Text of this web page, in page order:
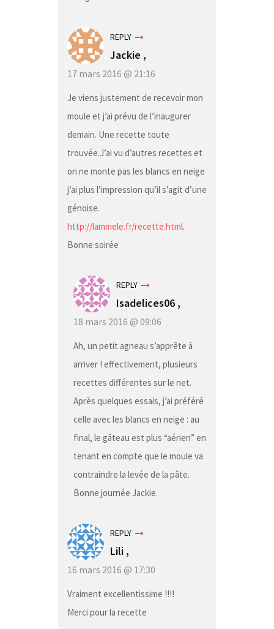
REPLY
Jackie ,
17 mars 2016 @ 21:16
Je viens justement de recevoir mon
moule et j’ai prévu de l’inaugurer
demain. Une recette toute
trouvée.J’ai vu d’autres recettes et
on ne monte pas les blancs en neige
j’ai plus l’impression qu’il s’agit d’une
génoise.
http://lammele.fr/recette.html.
Bonne soirée
REPLY
Isadelices06 ,
18 mars 2016 @ 09:06
Ah, un petit agneau s’apprête à
arriver ! effectivement, plusieurs
recettes différentes sur le net.
Après quelques essais, j’ai préféré
celle avec les blancs en neige : au
final, le gâteau est plus “aérien” en
tenant en compte que le moule va
contraindre la levée de la pâte.
Bonne journée Jackie.
REPLY
Lili ,
16 mars 2016 @ 17:30
Vraiment excellentissime !!!!
Merci pour la recette